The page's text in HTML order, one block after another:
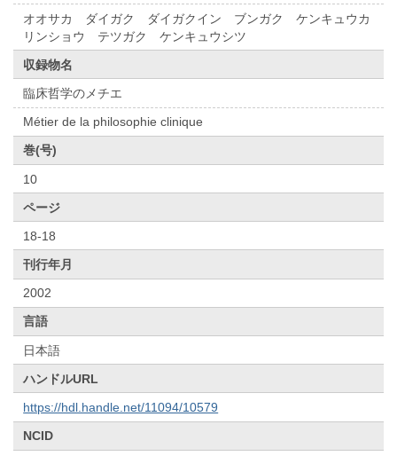
オオサカ ダイガク ダイガクイン ブンガク ケンキュウカ
リンショウ テツガク ケンキュウシツ
収録物名
臨床哲学のメチエ
Métier de la philosophie clinique
巻(号)
10
ページ
18-18
刊行年月
2002
言語
日本語
ハンドルURL
https://hdl.handle.net/11094/10579
NCID